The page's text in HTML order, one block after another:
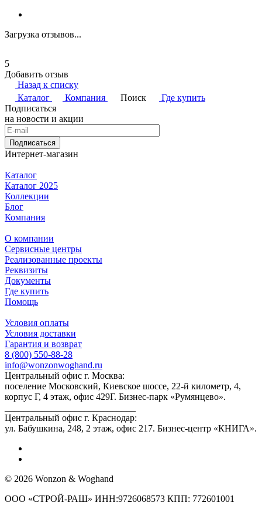
Загрузка отзывов...
5
Добавить отзыв
Назад к списку
Каталог
Компания Поиск
Где купить
Подписаться
на новости и акции
Подписаться
Интернет-магазин
Каталог
Каталог 2025
Коллекции
Блог
Компания
О компании
Сервисные центры
Реализованные проекты
Реквизиты
Документы
Где купить
Помощь
Условия оплаты
Условия доставки
Гарантия и возврат
8 (800) 550-88-28
info@wonzonwoghand.ru
Центральный офис г. Москва:
поселение Московский, Киевское шоссе, 22-й километр, 4,
корпус Г, 4 этаж, офис 429Г. Бизнес-парк «Румянцево».
Центральный офис г. Краснодар:
ул. Бабушкина, 248, 2 этаж, офис 217. Бизнес-центр «КНИГА».
© 2026 Wonzon & Woghand
ООО «СТРОЙ-РАШ» ИНН:9726068573 КПП: 772601001